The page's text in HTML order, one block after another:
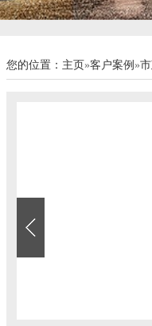
您的位置： 主页»客户案例 »